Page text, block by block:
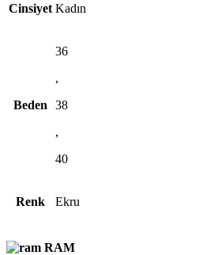
Cinsiyet Kadın
Beden
36
,
38
,
40
Renk Ekru
RAM